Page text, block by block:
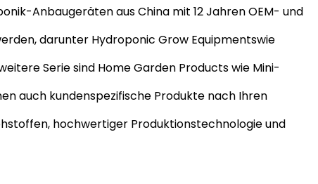
Anbaugeräten aus China mit 12 Jahren OEM- und
darunter Hydroponic Grow Equipmentswie
Serie sind Home Garden Products wie Mini-
auch kundenspezifische Produkte nach Ihren
hochwertiger Produktionstechnologie und